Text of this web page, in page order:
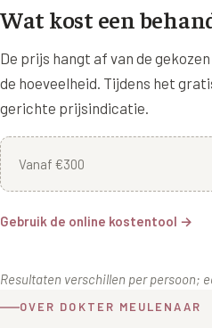
Wat kost een
De prijs hangt af van de
de hoeveelheid. Tijdens het
gerichte prijsindicatie.
Vanaf €300
Gebruik de online kostentool →
Resultaten verschillen per persoon;
OVER DOKTER MEULENAAR